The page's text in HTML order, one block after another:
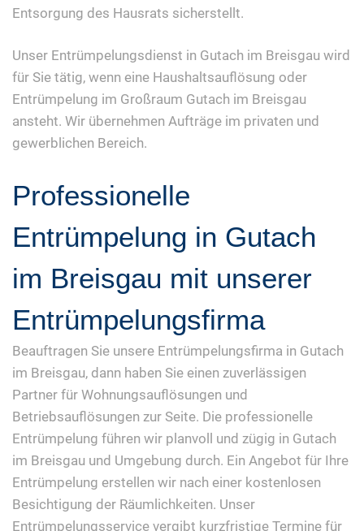
Entsorgung des Hausrats sicherstellt.
Unser Entrümpelungsdienst in Gutach im Breisgau wird
für Sie tätig, wenn eine Haushaltsauflösung oder
Entrümpelung im Großraum Gutach im Breisgau
ansteht. Wir übernehmen Aufträge im privaten und
gewerblichen Bereich.
Professionelle
Entrümpelung in Gutach
im Breisgau mit unserer
Entrümpelungsfirma
Beauftragen Sie unsere Entrümpelungsfirma in Gutach
im Breisgau, dann haben Sie einen zuverlässigen
Partner für Wohnungsauflösungen und
Betriebsauflösungen zur Seite. Die professionelle
Entrümpelung führen wir planvoll und zügig in Gutach
im Breisgau und Umgebung durch. Ein Angebot für Ihre
Entrümpelung erstellen wir nach einer kostenlosen
Besichtigung der Räumlichkeiten. Unser
Entrümpelungsservice vergibt kurzfristige Termine für